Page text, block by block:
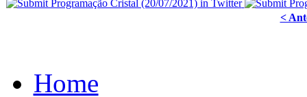
<
Home